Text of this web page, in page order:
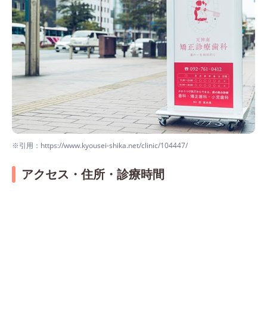
※引用：https://www.kyousei-shika.net/clinic/104447/
アクセス・住所・診療時間